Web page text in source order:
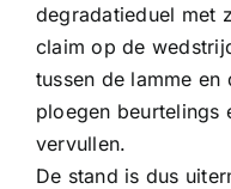
degradatieduel met
claim op de
tussen de lamme
ploegen beurtelings
vervullen.
De stand is dus